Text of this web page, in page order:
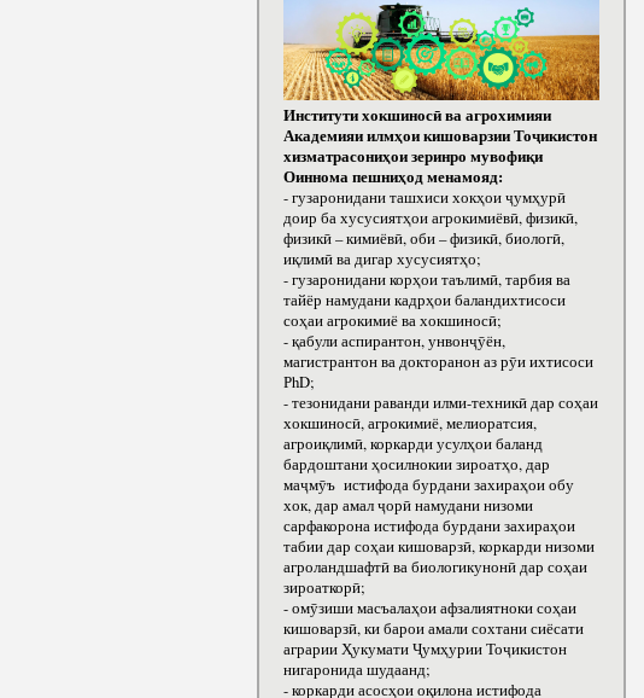
Институти хокшиносӣ ва агрохимияи
Академияи илмҳои кишоварзии Тоҷикистон
хизматрасониҳои зеринро мувофиқи
Оиннома пешниҳод менамояд:
- гузаронидани ташхиси хокҳои ҷумҳурӣ
доир ба хусусиятҳои агрокимиёвӣ, физикӣ,
физикӣ – кимиёвӣ, оби – физикӣ, биологӣ,
иқлимӣ ва дигар хусусиятҳо;
- гузаронидани корҳои таълимӣ, тарбия ва
тайёр намудани кадрҳои баландихтисоси
соҳаи агрокимиё ва хокшиносӣ;
- қабули аспирантон, унвонҷӯён,
магистрантон ва докторанон аз рӯи ихтисоси
РhD;
- тезонидани раванди илми-техникӣ дар соҳаи
хокшиносӣ, агрокимиё, мелиоратсия,
агроиқлимӣ, коркарди усулҳои баланд
бардоштани ҳосилнокии зироатҳо, дар
маҷмӯъ истифода бурдани захираҳои обу
хок, дар амал ҷорӣ намудани низоми
сарфакорона истифода бурдани захираҳои
табии дар соҳаи кишоварзӣ, коркарди низоми
агроландшафтӣ ва биологикунонӣ дар соҳаи
зироаткорӣ;
- омӯзиши масъалаҳои афзалиятноки соҳаи
кишоварзӣ, ки барои амали сохтани сиёсати
аграрии Ҳукумати Ҷумҳурии Тоҷикистон
нигаронида шудаанд;
- коркарди асосҳои оқилона истифода